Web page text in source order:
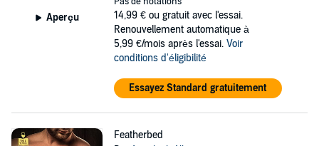
Aperçu 14,99 € ou gratuit avec l'essai.
Renouvellement automatique à
5,99 €/mois après l'essai. Voir
conditions d'éligibilité
Essayez Standard gratuitement
Featherbed